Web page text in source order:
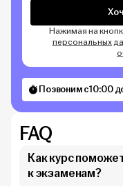
Нажимая на
персональных
Позвоним с 10:00
FAQ
Как курс
к экзаменам?